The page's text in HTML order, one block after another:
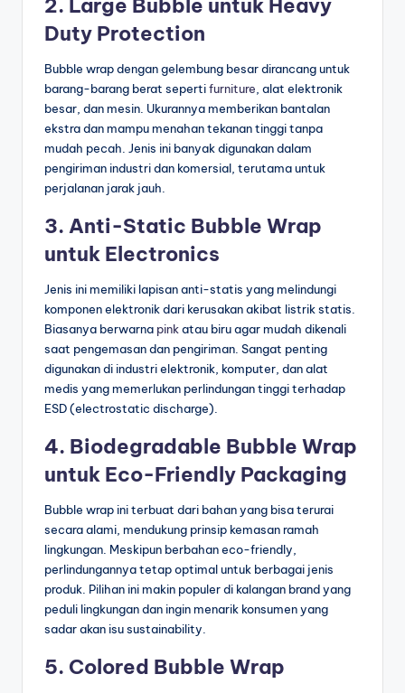
2. Large Bubble untuk Heavy
Duty Protection
Bubble wrap dengan gelembung besar dirancang untuk
barang-barang berat sepertifurniture , alat elektronik
besar, dan mesin. Ukurannya memberikan bantalan
ekstra dan mampu menahan tekanan tinggi tanpa
mudah pecah. Jenis ini banyak digunakan dalam
pengiriman industri dan komersial, terutama untuk
perjalanan jarak jauh.
3. Anti-Static Bubble Wrap
untuk Electronics
Jenis ini memiliki lapisan anti-statis yang melindungi
komponen elektronik dari kerusakan akibat listrik statis.
Biasanya berwarna pinkatau biru agar mudah dikenali
saat pengemasan dan pengiriman. Sangat penting
digunakan di industri elektronik, komputer, dan alat
medis yang memerlukan perlindungan tinggi terhadap
ESD (electrostatic discharge).
4. Biodegradable Bubble Wrap
untuk Eco-Friendly Packaging
Bubble wrap ini terbuat dari bahan yang bisa terurai
secara alami, mendukung prinsip kemasan ramah
lingkungan. Meskipun berbahan eco-friendly,
perlindungannya tetap optimal untuk berbagai jenis
produk. Pilihan ini makin populer di kalangan brand yang
peduli lingkungan dan ingin menarik konsumen yang
sadar akan isu sustainability.
5. Colored Bubble Wrap